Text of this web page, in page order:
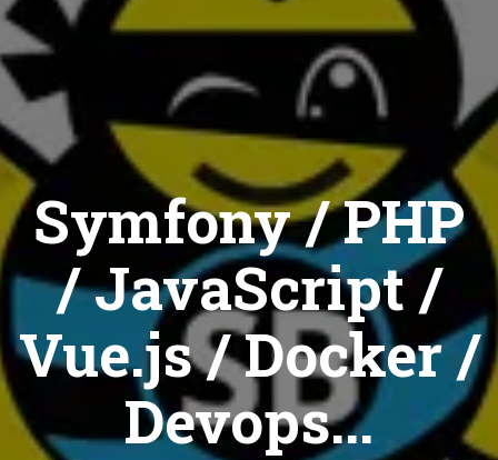
Symfony / PHP
/ JavaScript /
Vue.js / Docker /
Devops...